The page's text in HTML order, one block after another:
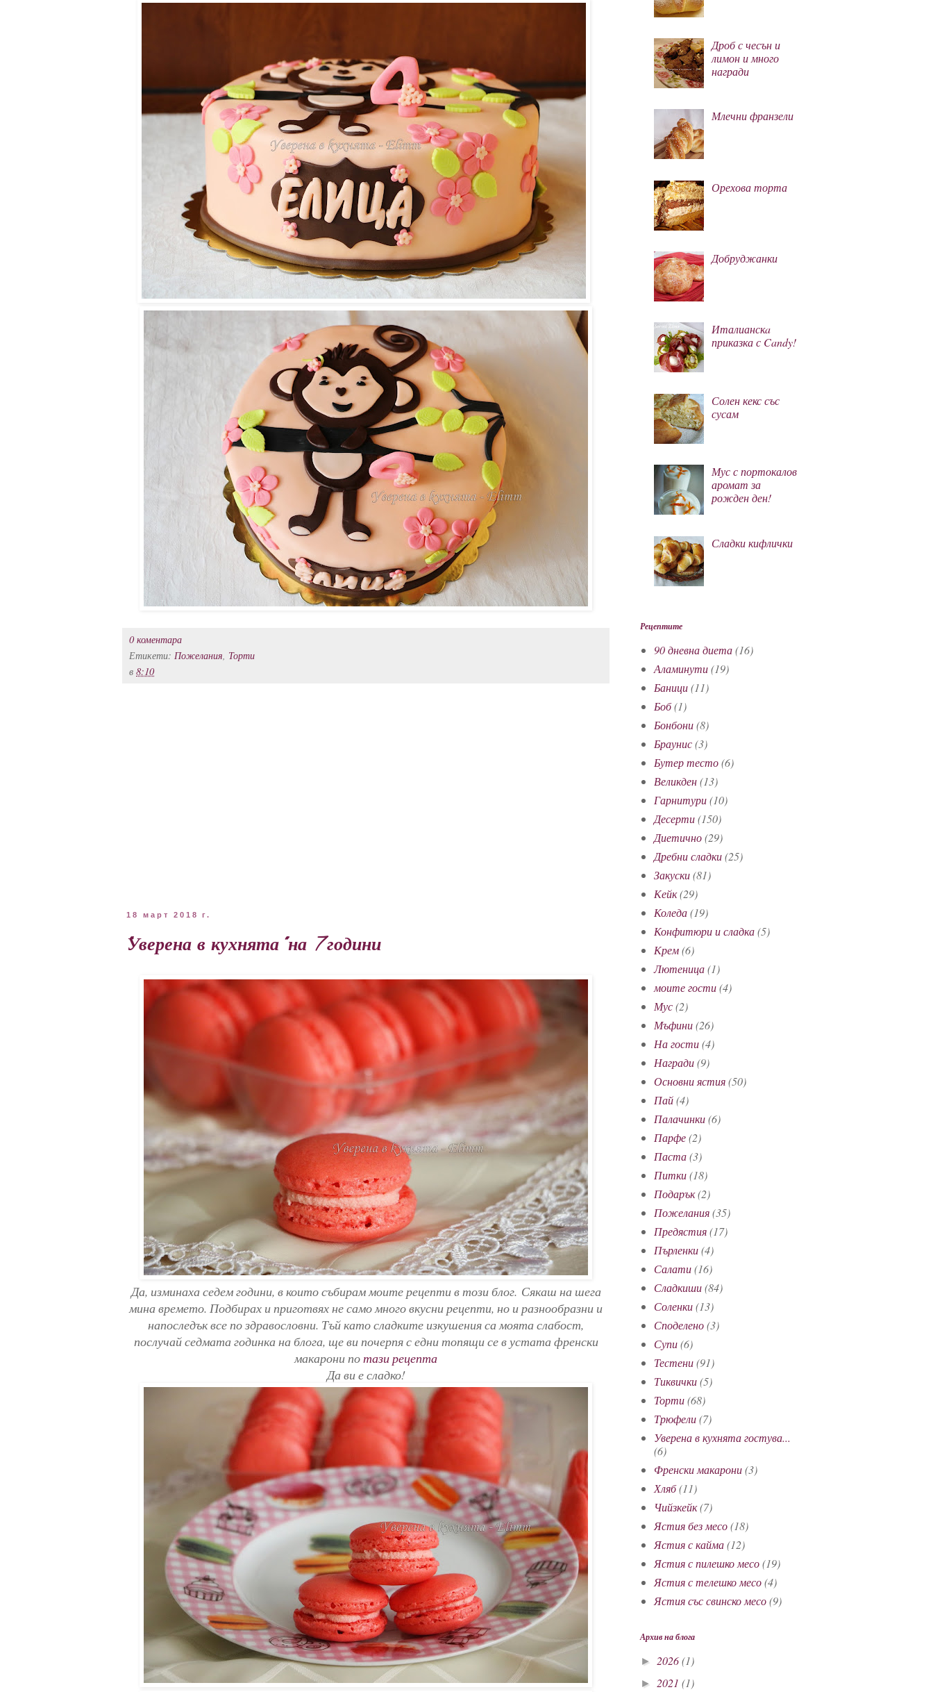
0 коментара
Етикети: Пожелания, Торти
в 8:10
18 март 2018 г.
"Уверена в кухнята" на 7 години
Да, изминаха седем години, в които събирам моите рецепти в този блог. Сякаш на шега
мина времето. Подбирах и приготвях не само много вкусни рецепти, но и разнообразни и
напоследък все по здравословни. Тъй като сладките изкушения са моята слабост,
послучай седмата годинка на блога, ще ви почерпя с едни топящи се в устата френски
макарони потази рецепта
Да ви е сладко!
Дроб с чесън и
лимон и много
награди
Млечни франзели
Орехова торта
Добруджанки
Италианскa
приказка с Candy!
Солен кекс със
сусам
Мус с портокалов
аромат за
рожден ден!
Сладки кифлички
Рецептите
90 дневна диета(16)
Аламинути(19)
Баници(11)
Боб(1)
Бонбони(8)
Браунис(3)
Бутер тесто(6)
Великден(13)
Гарнитури(10)
Десерти(150)
Диетично(29)
Дребни сладки(25)
Закуски(81)
Кейк(29)
Коледа(19)
Конфитюри и сладка(5)
Крем(6)
Лютеница(1)
моите гости(4)
Мус(2)
Мъфини(26)
На гости(4)
Награди(9)
Основни ястия(50)
Пай(4)
Палачинки(6)
Парфе(2)
Паста(3)
Питки(18)
Подарък(2)
Пожелания(35)
Предястия(17)
Пърленки(4)
Салати(16)
Сладкиши(84)
Соленки(13)
Споделено(3)
Супи(6)
Тестени(91)
Тиквички(5)
Торти(68)
Трюфели(7)
Уверена в кухнята гостува...
(6)
Френски макарони(3)
Хляб(11)
Чийзкейк(7)
Ястия без месо(18)
Ястия с кайма(12)
Ястия с пилешко месо(19)
Ястия с телешко месо(4)
Ястия със свинско месо(9)
Архив на блога
► 2026(1)
► 2021 (1)